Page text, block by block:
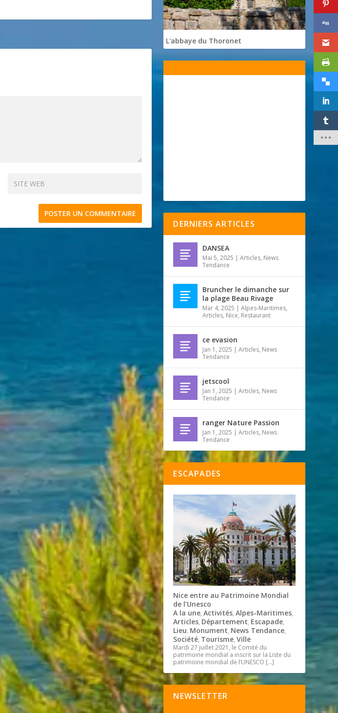
L'abbaye du Thoronet
DERNIERS ARTICLES
DANSEA
Mai 5, 2025 |Articles, News
Tendance
Bruncher le dimanche sur
la plage Beau Rivage
Mar 4, 2025 |Alpes-Maritimes,
Articles, Nice, Restaurant
ce evasion
Jan 1, 2025 |Articles, News
Tendance
jetscool
Jan 1, 2025 |Articles, News
Tendance
ranger Nature Passion
Jan 1, 2025 |Articles, News
Tendance
ESCAPADES
Nice entre au Patrimoine Mondial
de l’Unesco
A la une,Activités,Alpes-Maritimes,
Articles, Département, Escapade,
Lieu, Monument, News Tendance,
Société, Tourisme,Ville
Mardi 27 juillet 2021, le Comité du
patrimoine mondial a inscrit sur la Liste du
patrimoine mondial de l’UNESCO […]
NEWSLETTER